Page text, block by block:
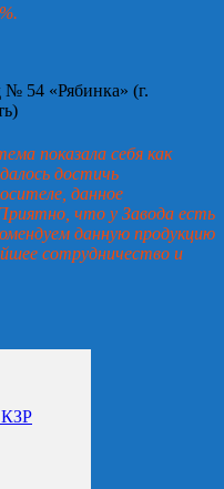
54 «Рябинка» (г.
показала себя как
достичь
данное
что у Завода есть
данную продукцию
сотрудничество и